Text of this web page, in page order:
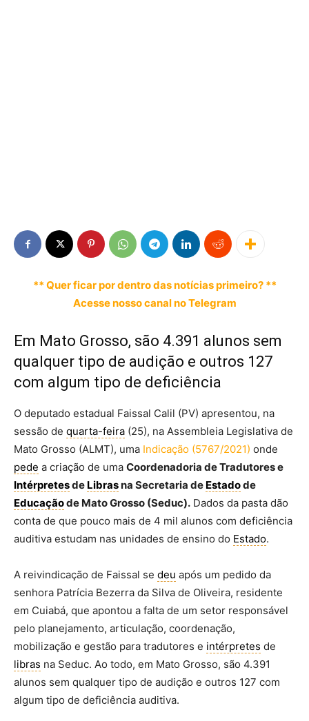
** Quer ficar por dentro das notícias primeiro? **
Acesse nosso canal no Telegram
Em Mato Grosso, são 4.391 alunos sem
qualquer tipo de audição e outros 127
com algum tipo de deficiência
O deputado estadual Faissal Calil (PV) apresentou, na
sessão de quarta-feira (25), na Assembleia Legislativa de
Mato Grosso (ALMT), uma Indicação (5767/2021) onde
pede a criação de uma Coordenadoria de Tradutores e
Intérpretesde Librasna Secretaria de Estadode
Educaçãode Mato Grosso (Seduc). Dados da pasta dão
conta de que pouco mais de 4 mil alunos com deficiência
auditiva estudam nas unidades de ensino do Estado.
A reivindicação de Faissal se deu após um pedido da
senhora Patrícia Bezerra da Silva de Oliveira, residente
em Cuiabá, que apontou a falta de um setor responsável
pelo planejamento, articulação, coordenação,
mobilização e gestão para tradutores e intérpretes de
libras na Seduc. Ao todo, em Mato Grosso, são 4.391
alunos sem qualquer tipo de audição e outros 127 com
algum tipo de deficiência auditiva.